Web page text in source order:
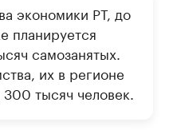
экономики РТ, до
планируется
самозанятых.
их в регионе
тысяч человек.